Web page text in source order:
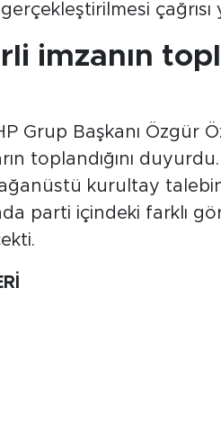
çağrısı
imzanın
Grup Başkanı Özgür
toplandığını duyurdu.
kurultay
parti içindeki farklı